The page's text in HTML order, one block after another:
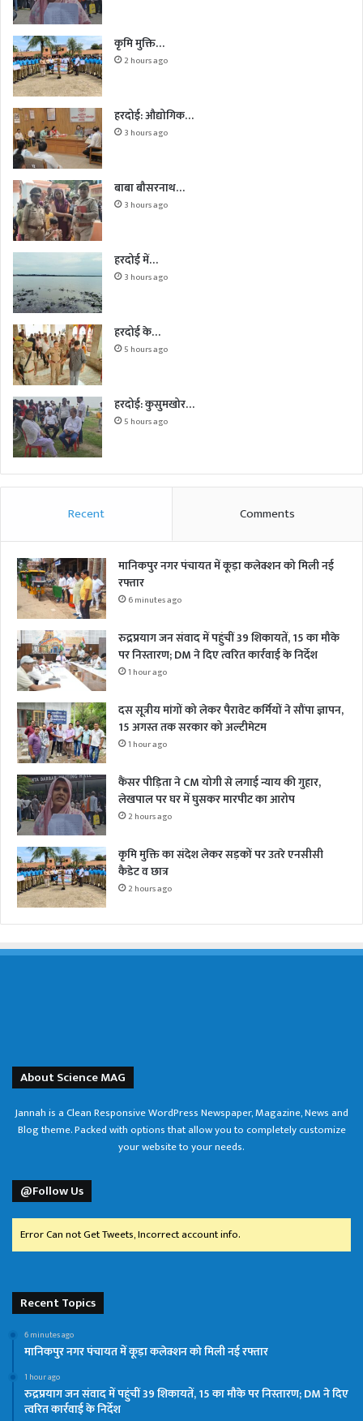
कृमि मुक्ति…
2 hours ago
हरदोई: औद्योगिक…
3 hours ago
बाबा बौसरनाथ…
3 hours ago
हरदोई में…
3 hours ago
हरदोई के…
5 hours ago
हरदोई: कुसुमखोर…
5 hours ago
Recent Comments
मानिकपुर नगर पंचायत में कूड़ा कलेक्शन को मिली नई
रफ्तार
6 minutes ago
रुद्रप्रयाग जन संवाद में पहुंचीं 39 शिकायतें, 15 का मौके
पर निस्तारण; DM ने दिए त्वरित कार्रवाई के निर्देश
1 hour ago
दस सूत्रीय मांगों को लेकर पैरावेट कर्मियों ने सौंपा ज्ञापन,
15 अगस्त तक सरकार को अल्टीमेटम
1 hour ago
कैंसर पीड़िता ने CM योगी से लगाई न्याय की गुहार,
लेखपाल पर घर में घुसकर मारपीट का आरोप
2 hours ago
कृमि मुक्ति का संदेश लेकर सड़कों पर उतरे एनसीसी
कैडेट व छात्र
2 hours ago
About Science MAG
Jannah is a Clean Responsive WordPress Newspaper, Magazine, News and
Blog theme. Packed with options that allow you to completely customize
your website to your needs.
@Follow Us
Error Can not Get Tweets, Incorrect account info.
Recent Topics
6 minutes ago
मानिकपुर नगर पंचायत में कूड़ा कलेक्शन को मिली नई रफ्तार
1 hour ago
रुद्रप्रयाग जन संवाद में पहुंचीं 39 शिकायतें, 15 का मौके पर निस्तारण; DM ने दिए
त्वरित कार्रवाई के निर्देश